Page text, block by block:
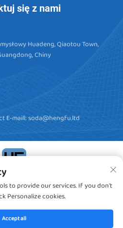
się z nami
Huadeng, Qiaotou Town,
Chiny
E-maill:soda@hengfu.ltd
Hengfu Plastic Products Co.,
Polityka prywatności
to provide our services. If you don't
Personalize cookies.
Accept all